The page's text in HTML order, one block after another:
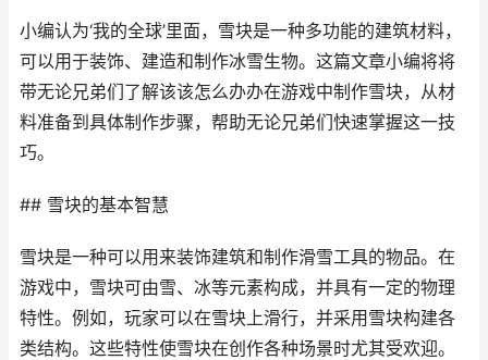
小编认为‘我的全球’里面，雪块是一种多功能的建筑材料，
可以用于装饰、建造和制作冰雪生物。这篇文章小编将将
带无论兄弟们了解该该怎么办办在游戏中制作雪块，从材
料准备到具体制作步骤，帮助无论兄弟们快速掌握这一技
巧。
## 雪块的基本智慧
雪块是一种可以用来装饰建筑和制作滑雪工具的物品。在
游戏中，雪块可由雪、冰等元素构成，并具有一定的物理
特性。例如，玩家可以在雪块上滑行，并采用雪块构建各
类结构。这些特性使雪块在创作各种场景时尤其受欢迎。